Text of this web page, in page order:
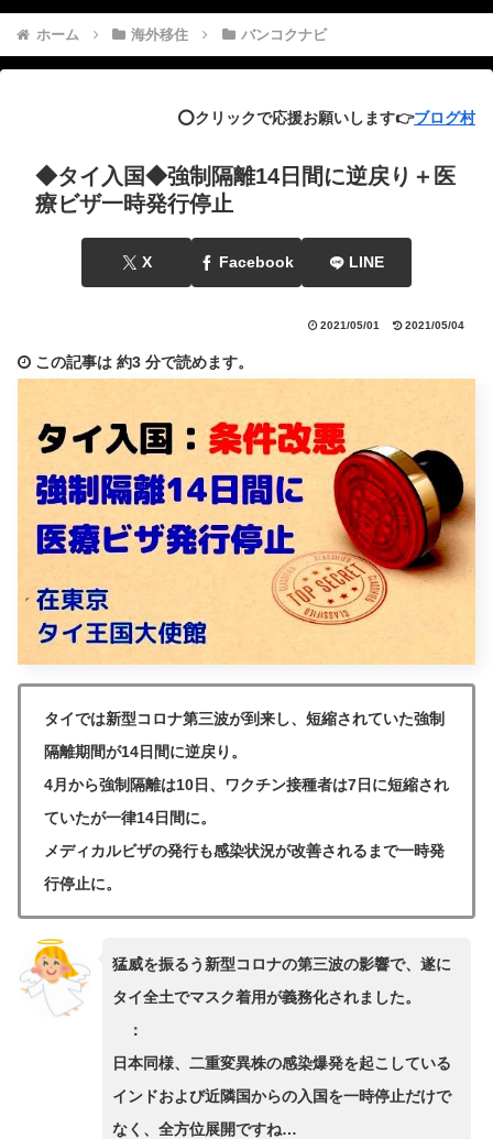
ホーム 海外移住 バンコクナビ
⭕️クリックで応援お願いします👉ブログ村
◆タイ入国◆強制隔離14日間に逆戻り＋医
療ビザ一時発行停止
X Facebook LINE
2021/05/01 2021/05/04
この記事は 約3 分で読めます。
タイでは新型コロナ第三波が到来し、短縮されていた強制
隔離期間が14日間に逆戻り。
4月から強制隔離は10日、ワクチン接種者は7日に短縮され
ていたが一律14日間に。
メディカルビザの発行も感染状況が改善されるまで一時発
行停止に。
猛威を振るう新型コロナの第三波の影響で、遂に
タイ全土でマスク着用が義務化されました。
：
日本同様、二重変異株の感染爆発を起こしている
インドおよび近隣国からの入国を一時停止だけで
なく、全方位展開ですね…